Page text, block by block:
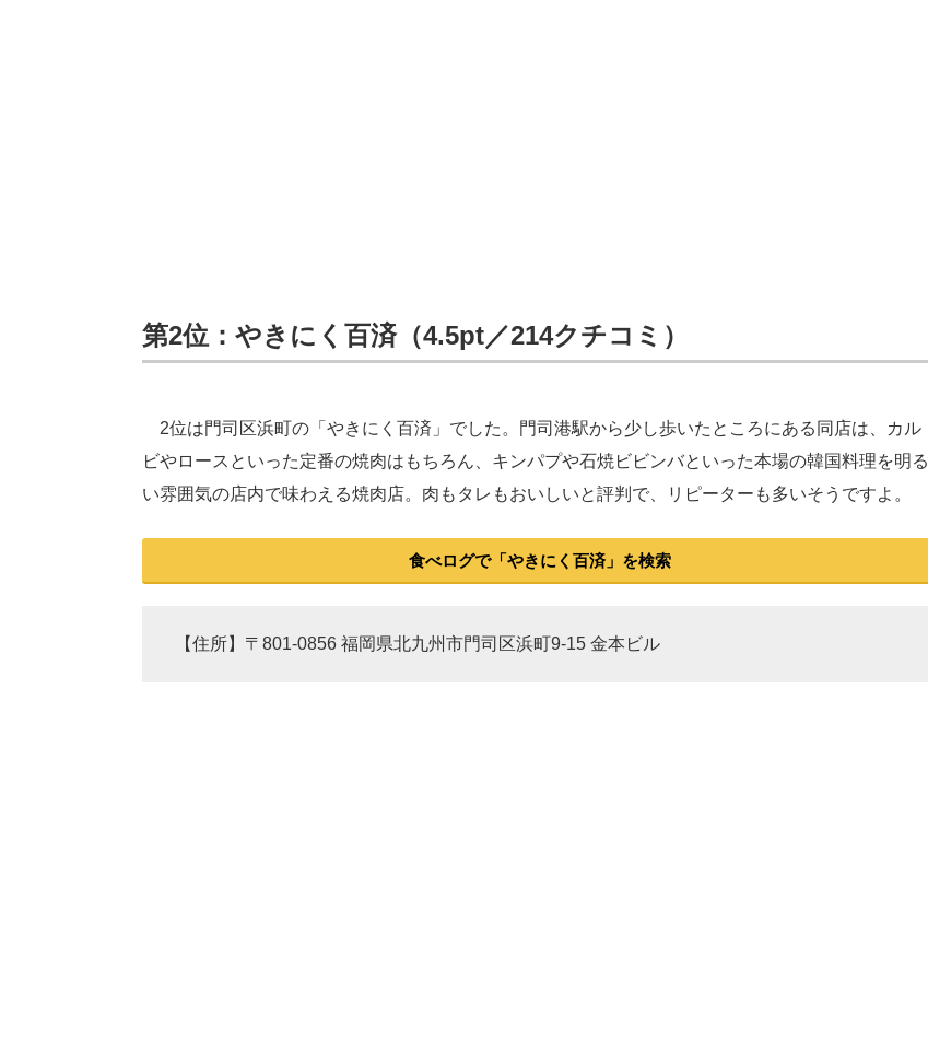
第2位：やきにく百済（4.5pt／214クチコミ）
2位は門司区浜町の「やきにく百済」でした。門司港駅から少し歩いたところにある同店は、カル
ビやロースといった定番の焼肉はもちろん、キンパプや石焼ビビンバといった本場の韓国料理を明る
い雰囲気の店内で味わえる焼肉店。肉もタレもおいしいと評判で、リピーターも多いそうですよ。
食べログで「やきにく百済」を検索
【住所】〒801-0856 福岡県北九州市門司区浜町9-15 金本ビル